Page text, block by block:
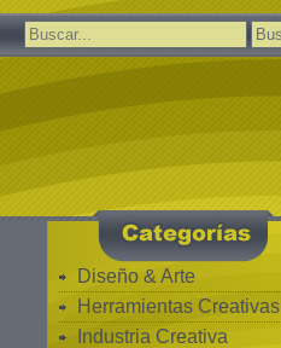
Buscar:
Diseño & Arte
Herramientas Creativas
Industria Creativa